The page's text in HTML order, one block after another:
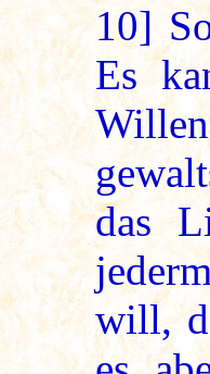
10]
Es
das
will,